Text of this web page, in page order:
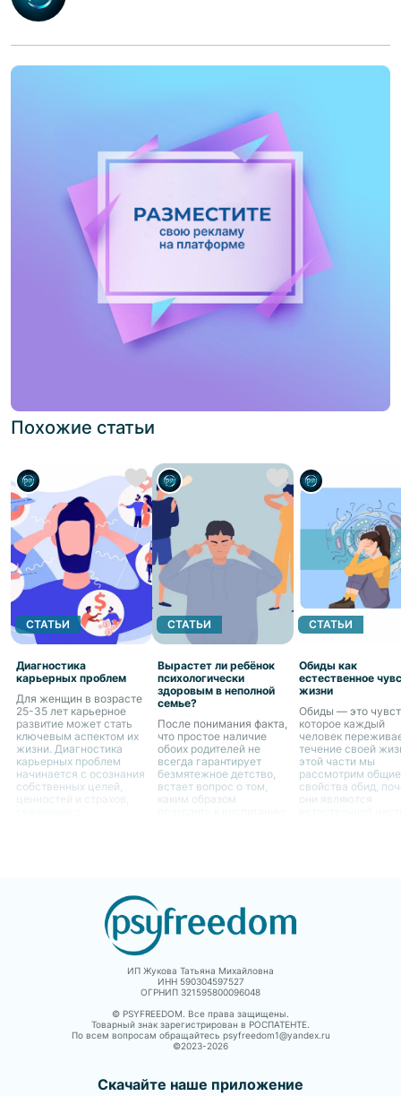
Похожие статьи
СТАТЬИ
Диагностика
карьерных проблем
Для женщин в возрасте
25-35 лет карьерное
развитие может стать
ключевым аспектом их
жизни. Диагностика
карьерных проблем
начинается с осознания
собственных целей,
ценностей и страхов,
СТАТЬИ
Вырастет ли ребёнок
психологически
здоровым в неполной
семье?
После понимания факта,
что простое наличие
обоих родителей не
всегда гарантирует
безмятежное детство,
встает вопрос о том,
каким образом
СТАТЬИ
Обиды как
естественное
жизни
Обиды — это
которое каждый
человек
течение своей
этой части мы
рассмотрим общие
свойства обид,
они являются
ИП Жукова Татьяна Михайловна
ИНН 590304597527
ОГРНИП 321595800096048
© PSYFREEDOM. Все права защищены.
Товарный знак зарегистрирован в РОСПАТЕНТЕ.
По всем вопросам обращайтесь psyfreedom1@yandex.ru
©2023-2026
Скачайте наше приложение